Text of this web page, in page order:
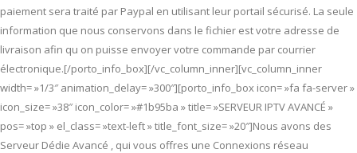
paiement sera traité par Paypal en utilisant leur portail sécurisé. La seule
information que nous conservons dans le fichier est votre adresse de
livraison afin qu on puisse envoyer votre commande par courrier
électronique.[/porto_info_box][/vc_column_inner][vc_column_inner
width= »1/3″ animation_delay= »300″][porto_info_box icon= »fa fa-server »
icon_size= »38″ icon_color= »#1b95ba » title= »SERVEUR IPTV AVANCÉ »
pos= »top » el_class= »text-left » title_font_size= »20″]Nous avons des
Serveur Dédie Avancé , qui vous offres une Connexions réseau